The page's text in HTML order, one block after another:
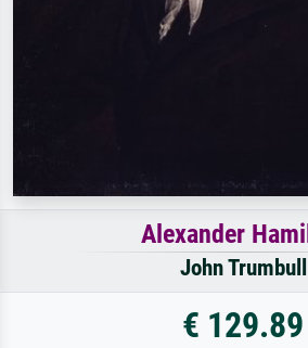
Alexander
John Trumbull
€ 129.89